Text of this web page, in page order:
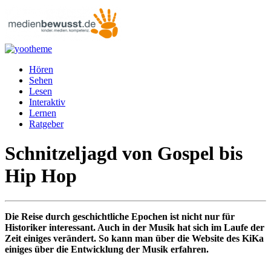
Hören
Sehen
Lesen
Interaktiv
Lernen
Ratgeber
Schnitzeljagd von Gospel bis
Hip Hop
Die Reise durch geschichtliche Epochen ist nicht nur für
Historiker interessant. Auch in der Musik hat sich im Laufe der
Zeit einiges verändert. So kann man über die Website des KiKa
einiges über die Entwicklung der Musik erfahren.